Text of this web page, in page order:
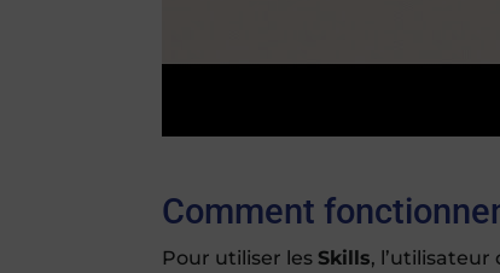
Comment
Pour utiliser lesSkills,